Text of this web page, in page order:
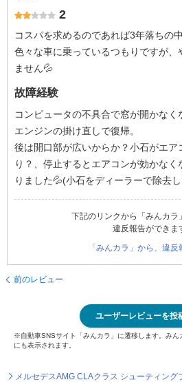
2
コスパを求めるのであれば3年落ちの中
色々な車に乗っているつもりですが、
ません💦
故障経験
コンピュータの不具合で窓が開かなく
エンジンの掛け直しで復帰。
後は開口部が広いからか？小石がエア
り？、停止するとエアコンが効かな
りました💦(小石をディーラーで除去
下記のリンクから「みんカラ
違反報告ができま
「みんカラ」から、違反
前のレビュー
ユーザーレビューを投
※自動車SNSサイト「みんカラ」に遷移します。みん
にも表示されます。
メルセデスAMG CLAクラス シューティング